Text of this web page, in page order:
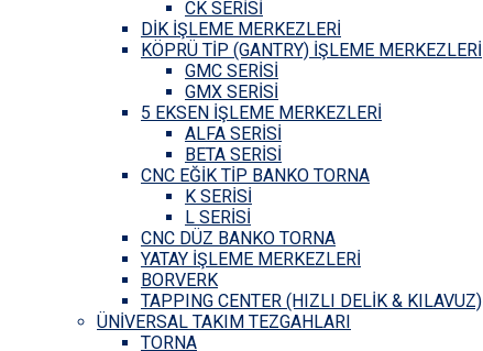
CK SERİSİ
DİK İŞLEME MERKEZLERİ
KÖPRÜ TİP (GANTRY) İŞLEME MERKEZLERİ
GMC SERİSİ
GMX SERİSİ
5 EKSEN İŞLEME MERKEZLERİ
ALFA SERİSİ
BETA SERİSİ
CNC EĞİK TİP BANKO TORNA
K SERİSİ
L SERİSİ
CNC DÜZ BANKO TORNA
YATAY İŞLEME MERKEZLERİ
BORVERK
TAPPING CENTER (HIZLI DELİK & KILAVUZ)
ÜNİVERSAL TAKIM TEZGAHLARI
TORNA